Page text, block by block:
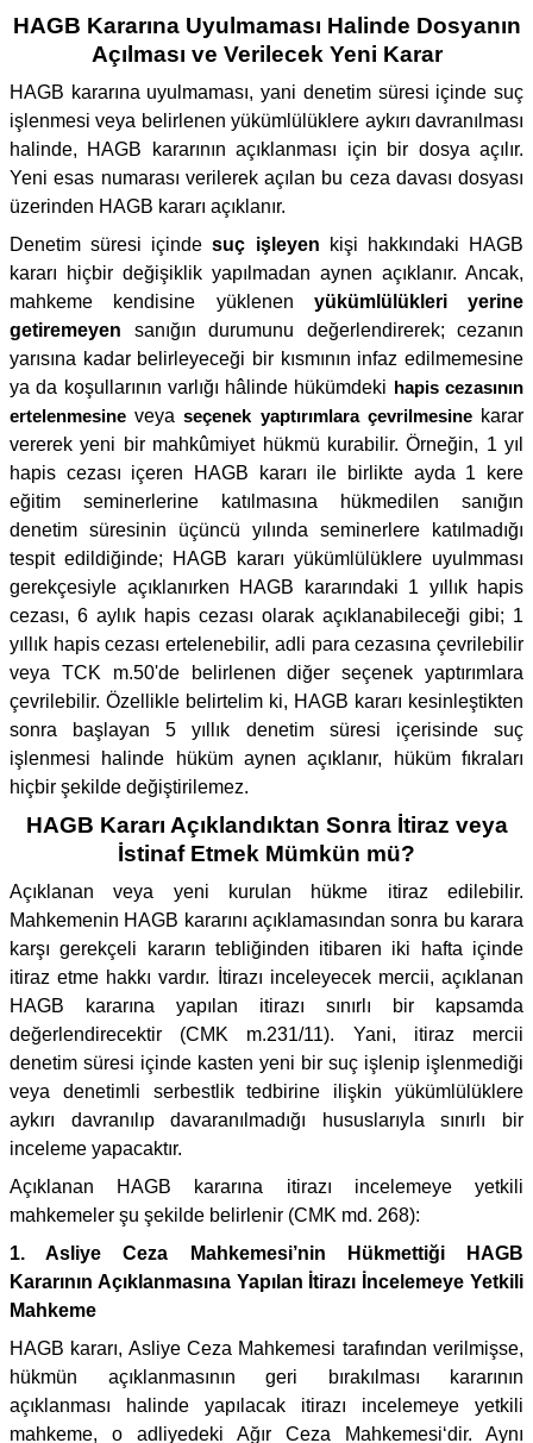
HAGB Kararına Uyulmaması Halinde Dosyanın
Açılması ve Verilecek Yeni Karar
HAGB kararına uyulmaması, yani denetim süresi içinde suç
işlenmesi veya belirlenen yükümlülüklere aykırı davranılması
halinde, HAGB kararının açıklanması için bir dosya açılır.
Yeni esas numarası verilerek açılan bu ceza davası dosyası
üzerinden HAGB kararı açıklanır.
Denetim süresi içindesuç işleyen kişi hakkındaki HAGB
kararı hiçbir değişiklik yapılmadan aynen açıklanır. Ancak,
mahkeme kendisine yüklenen yükümlülükleri yerine
getiremeyen sanığın durumunu değerlendirerek; cezanın
yarısına kadar belirleyeceği bir kısmının infaz edilmemesine
ya da koşullarının varlığı hâlinde hükümdeki hapis cezasının
ertelenmesine veyaseçenek yaptırımlara çevrilmesinekarar
vererek yeni bir mahkûmiyet hükmü kurabilir. Örneğin, 1 yıl
hapis cezası içeren HAGB kararı ile birlikte ayda 1 kere
eğitim seminerlerine katılmasına hükmedilen sanığın
denetim süresinin üçüncü yılında seminerlere katılmadığı
tespit edildiğinde; HAGB kararı yükümlülüklere uyulmması
gerekçesiyle açıklanırken HAGB kararındaki 1 yıllık hapis
cezası, 6 aylık hapis cezası olarak açıklanabileceği gibi; 1
yıllık hapis cezası ertelenebilir, adli para cezasına çevrilebilir
veya TCK m.50'de belirlenen diğer seçenek yaptırımlara
çevrilebilir. Özellikle belirtelim ki, HAGB kararı kesinleştikten
sonra başlayan 5 yıllık denetim süresi içerisinde suç
işlenmesi halinde hüküm aynen açıklanır, hüküm fıkraları
hiçbir şekilde değiştirilemez.
HAGB Kararı Açıklandıktan Sonra İtiraz veya
İstinaf Etmek Mümkün mü?
Açıklanan veya yeni kurulan hükme itiraz edilebilir.
Mahkemenin HAGB kararını açıklamasından sonra bu karara
karşı gerekçeli kararın tebliğinden itibaren iki hafta içinde
itiraz etme hakkı vardır. İtirazı inceleyecek mercii, açıklanan
HAGB kararına yapılan itirazı sınırlı bir kapsamda
değerlendirecektir (CMK m.231/11). Yani, itiraz mercii
denetim süresi içinde kasten yeni bir suç işlenip işlenmediği
veya denetimli serbestlik tedbirine ilişkin yükümlülüklere
aykırı davranılıp davaranılmadığı hususlarıyla sınırlı bir
inceleme yapacaktır.
Açıklanan HAGB kararına itirazı incelemeye yetkili
mahkemeler şu şekilde belirlenir (CMK md. 268):
1. Asliye Ceza Mahkemesi’nin Hükmettiği HAGB
Kararının Açıklanmasına Yapılan İtirazı İncelemeye Yetkili
Mahkeme
HAGB kararı, Asliye Ceza Mahkemesi tarafından verilmişse,
hükmün açıklanmasının geri bırakılması kararının
açıklanması halinde yapılacak itirazı incelemeye yetkili
mahkeme, o adliyedeki Ağır Ceza Mahkemesi‘dir. Aynı